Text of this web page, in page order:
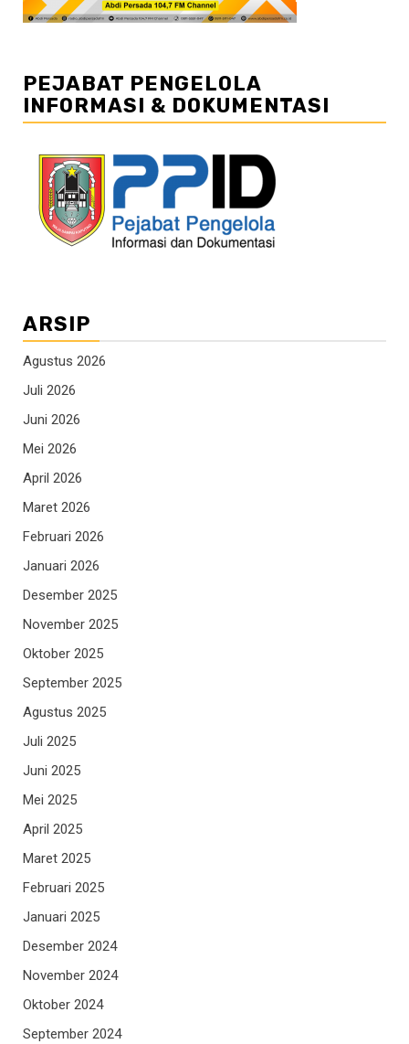
PEJABAT PENGELOLA
INFORMASI & DOKUMENTASI
ARSIP
Agustus 2026
Juli 2026
Juni 2026
Mei 2026
April 2026
Maret 2026
Februari 2026
Januari 2026
Desember 2025
November 2025
Oktober 2025
September 2025
Agustus 2025
Juli 2025
Juni 2025
Mei 2025
April 2025
Maret 2025
Februari 2025
Januari 2025
Desember 2024
November 2024
Oktober 2024
September 2024